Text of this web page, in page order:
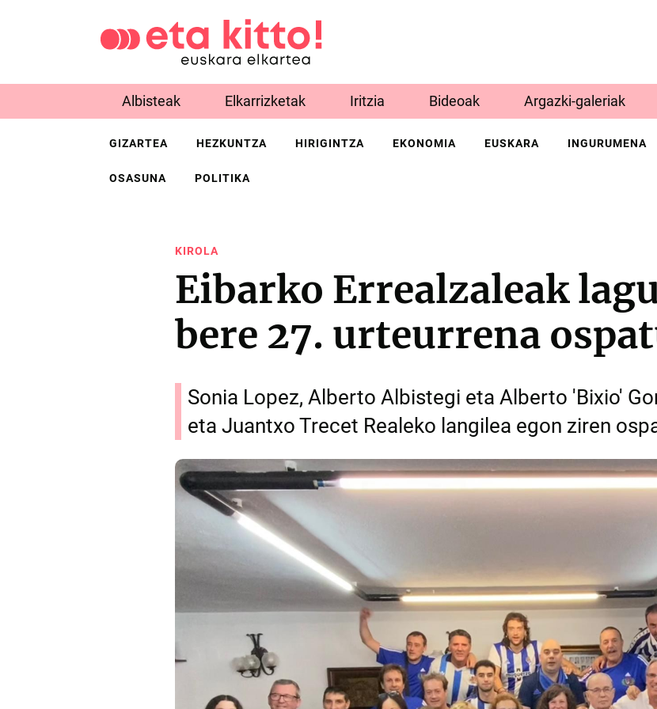
Albisteak Elkarrizketak Iritzia Bideoak Argazki-galeriak
GIZARTEA HEZKUNTZA HIRIGINTZA EKONOMIA EUSKARA INGURUMENA
OSASUNA POLITIKA
KIROLA
Eibarko Errealzaleak
bere 27. urteurrena
Sonia Lopez, Alberto Albistegi eta Alberto 'Bixio'
eta Juantxo Trecet Realeko langilea egon ziren